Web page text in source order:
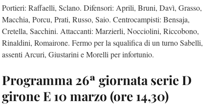
Portieri: Raffaelli, Sclano. Difensori: Aprili, Bruni, Davì, Grasso,
Macchia, Porcu, Prati, Russo, Saio. Centrocampisti: Bensaja,
Cretella, Sacchini. Attaccanti: Marzierli, Nocciolini, Riccobono,
Rinaldini, Romairone. Fermo per la squalifica di un turno Sabelli,
assenti Arcuri, Giustarini e Morelli per infortunio.
Programma 26ª giornata serie D
girone E 10 marzo (ore 14,30)